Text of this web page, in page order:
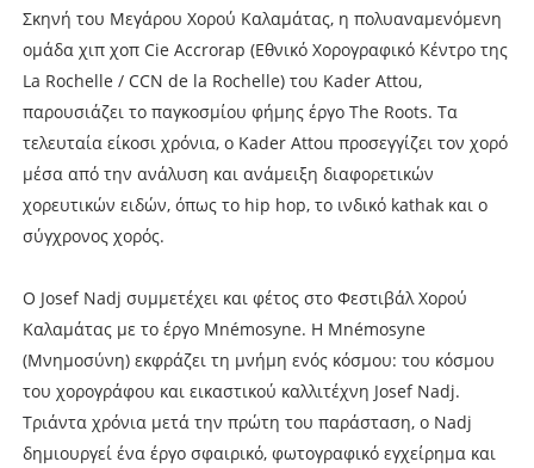
Σκηνή του Μεγάρου Χορού Καλαμάτας, η πολυαναμενόμενη
ομάδα χιπ χοπ Cie Accrorap (Εθνικό Χορογραφικό Κέντρο της
La Rochelle / CCN de la Rochelle) του Kader Attou,
παρουσιάζει το παγκοσμίου φήμης έργο The Roots. Tα
τελευταία είκοσι χρόνια, ο Kader Attou προσεγγίζει τον χορό
μέσα από την ανάλυση και ανάμειξη διαφορετικών
χορευτικών ειδών, όπως το hip hop, το ινδικό kathak και ο
σύγχρονος χορός.
Ο Josef Nadj συμμετέχει και φέτος στο Φεστιβάλ Χορού
Καλαμάτας με το έργο Mnémosyne. Η Mnémosyne
(Μνημοσύνη) εκφράζει τη μνήμη ενός κόσμου: του κόσμου
του χορογράφου και εικαστικού καλλιτέχνη Josef Nadj.
Τριάντα χρόνια μετά την πρώτη του παράσταση, ο Nadj
δημιουργεί ένα έργο σφαιρικό, φωτογραφικό εγχείρημα και